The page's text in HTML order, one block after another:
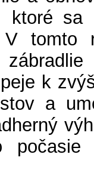
ktoré
V
k
a